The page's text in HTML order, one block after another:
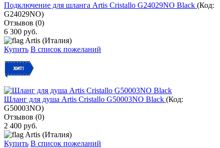
Подключение для шланга Artis Cristallo G24029NO Black (Код:
G24029NO)
Отзывов (0)
6 300 руб.
Artis (Италия)
Купить В список пожеланий
Шланг для душа Artis Cristallo G50003NO Black (Код:
G50003NO)
Отзывов (0)
2 400 руб.
Artis (Италия)
Купить В список пожеланий